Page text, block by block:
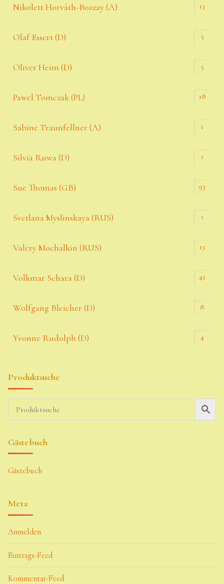
Nikolett Horváth-Bozzay (A) 13
Olaf Essert (D) 5
Oliver Heim (D) 5
Pawel Tomczak (PL) 18
Sabine Traunfellner (A) 1
Silvia Ruwa (D) 1
Sue Thomas (GB) 93
Svetlana Myslinskaya (RUS) 1
Valery Mochalkin (RUS) 13
Volkmar Schara (D) 42
Wolfgang Bleicher (D) 8
Yvonne Rudolph (D) 4
Produktsuche
Gästebuch
Gästebuch
Meta
Anmelden
Eintrags-Feed
Kommentar-Feed